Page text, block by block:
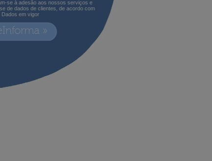
se à adesão aos nossos serviços e
de dados de clientes, de acordo com
Dados em vigor
»